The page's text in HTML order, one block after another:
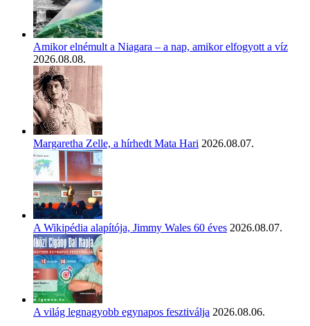
Amikor elnémult a Niagara – a nap, amikor elfogyott a víz
2026.08.08.
Margaretha Zelle, a hírhedt Mata Hari 2026.08.07.
A Wikipédia alapítója, Jimmy Wales 60 éves 2026.08.07.
A világ legnagyobb egynapos fesztiválja 2026.08.06.